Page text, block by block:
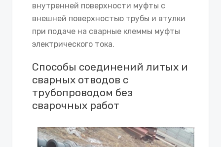
внутренней поверхности муфты с
внешней поверхностью трубы и втулки
при подаче на сварные клеммы муфты
электрического тока.
Способы соединений литых и
сварных отводов с
трубопроводом без
сварочных работ